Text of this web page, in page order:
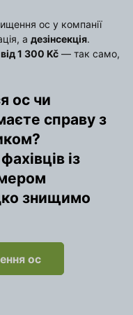
ос у компанії
а дезінсекція.
від 1 300 Kč — так само,
ос чи
справу з
із
знищимо
ос